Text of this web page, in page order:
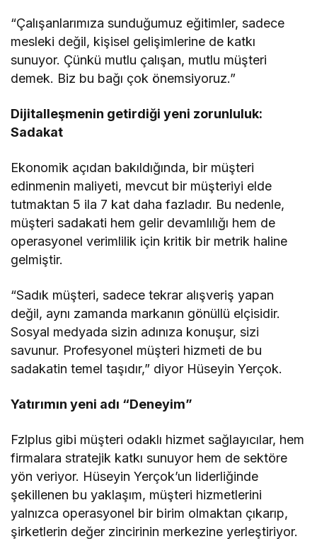
“Çalışanlarımıza sunduğumuz eğitimler, sadece
mesleki değil, kişisel gelişimlerine de katkı
sunuyor. Çünkü mutlu çalışan, mutlu müşteri
demek. Biz bu bağı çok önemsiyoruz.”
Dijitalleşmenin getirdiği yeni zorunluluk:
Sadakat
Ekonomik açıdan bakıldığında, bir müşteri
edinmenin maliyeti, mevcut bir müşteriyi elde
tutmaktan 5 ila 7 kat daha fazladır. Bu nedenle,
müşteri sadakati hem gelir devamlılığı hem de
operasyonel verimlilik için kritik bir metrik haline
gelmiştir.
“Sadık müşteri, sadece tekrar alışveriş yapan
değil, aynı zamanda markanın gönüllü elçisidir.
Sosyal medyada sizin adınıza konuşur, sizi
savunur. Profesyonel müşteri hizmeti de bu
sadakatin temel taşıdır,” diyor Hüseyin Yerçok.
Yatırımın yeni adı “Deneyim”
Fzlplus gibi müşteri odaklı hizmet sağlayıcılar, hem
firmalara stratejik katkı sunuyor hem de sektöre
yön veriyor. Hüseyin Yerçok’un liderliğinde
şekillenen bu yaklaşım, müşteri hizmetlerini
yalnızca operasyonel bir birim olmaktan çıkarıp,
şirketlerin değer zincirinin merkezine yerleştiriyor.